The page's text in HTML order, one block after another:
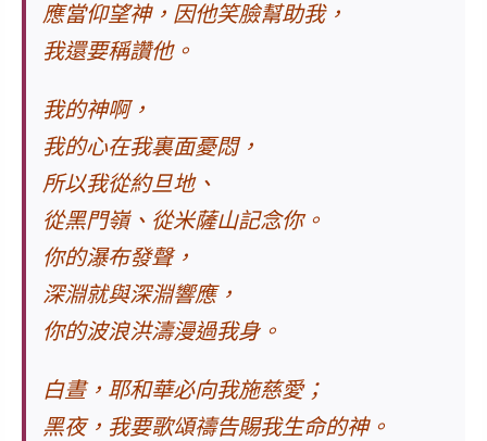
應當仰望神，因他笑臉幫助我，
我還要稱讚他。
我的神啊，
我的心在我裏面憂悶，
所以我從約旦地、
從黑門嶺、從米薩山記念你。
你的瀑布發聲，
深淵就與深淵響應，
你的波浪洪濤漫過我身。
白晝，耶和華必向我施慈愛；
黑夜，我要歌頌禱告賜我生命的神。